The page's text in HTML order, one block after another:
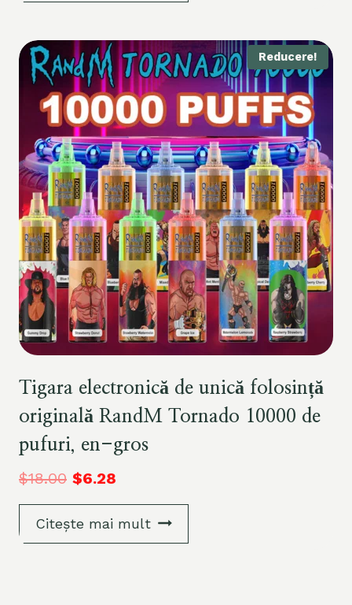
Reducere!
Tigara electronică de unică folosință
originală RandM Tornado 10000 de
pufuri, en-gros
$18.00 $6.28
Citește mai mult